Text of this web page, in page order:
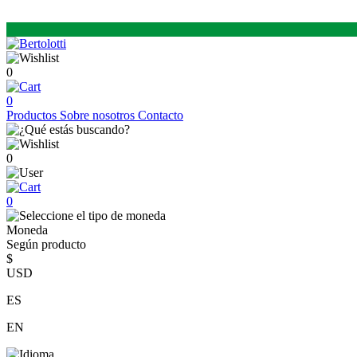
0
0
Productos Sobre nosotros Contacto
0
0
Moneda
Según producto
$
USD
ES
EN